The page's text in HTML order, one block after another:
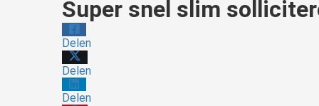
Super snel slim
Delen
Delen
Delen